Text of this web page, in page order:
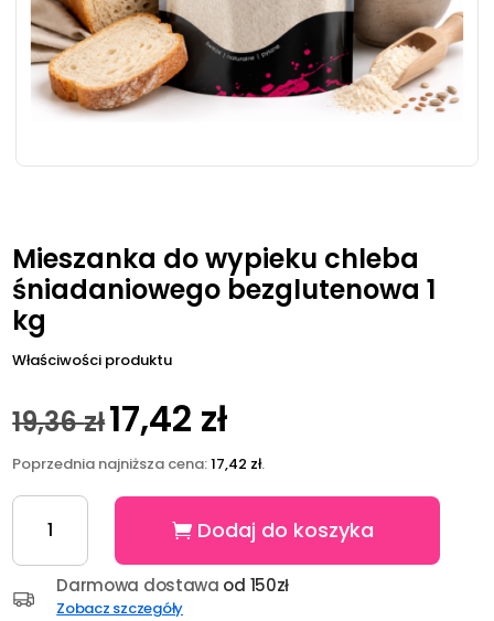
Mieszanka do wypieku chleba
śniadaniowego bezglutenowa 1
kg
Właściwości produktu
19,36złPierwotna
cena
wynosiła:
19,36 zł.
17,42 złAktualna
wynosi:
17,42 zł.
Poprzednia najniższa cena:17,42 zł.
ilość
Mieszanka
do
wypieku
chleba
Dodaj do koszyka
Darmowa dostawa od 150zł
Zobacz szczegóły